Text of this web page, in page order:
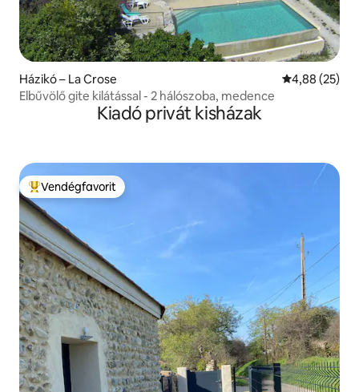
Házikó – La Crose Átlagos
4,88 (25)
Elbűvölő gite kilátással - 2 hálószoba, medence
Kiadó privát kisházak
Kiemelt vendégfavorit
Vendégfavorit